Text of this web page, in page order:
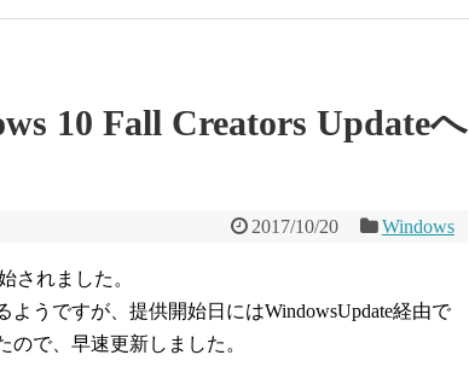
10 Fall Creators Updateへ
2017/10/20 Windows
されました。
うですが、提供開始日にはWindowsUpdate経由で
で、早速更新しました。